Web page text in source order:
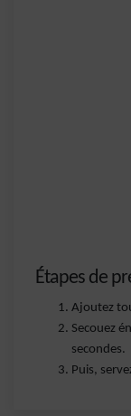
Étapes de
Ajoutez
Secouez
secondes.
Puis,